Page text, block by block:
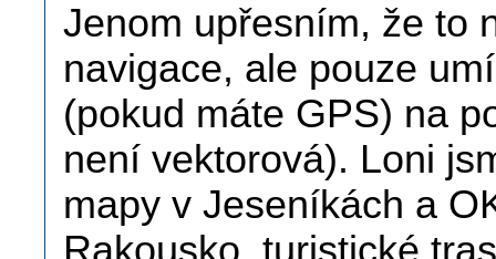
Jenom upřesním, že to
navigace, ale pouze
(pokud máte GPS) na
není vektorová). Loni
mapy v Jeseníkách a
Rakousko, turistické